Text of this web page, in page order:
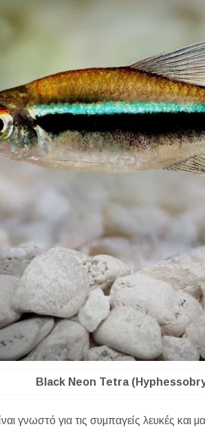
Black Neon Tetra
γνωστό για τις συμπαγείς λευκές και